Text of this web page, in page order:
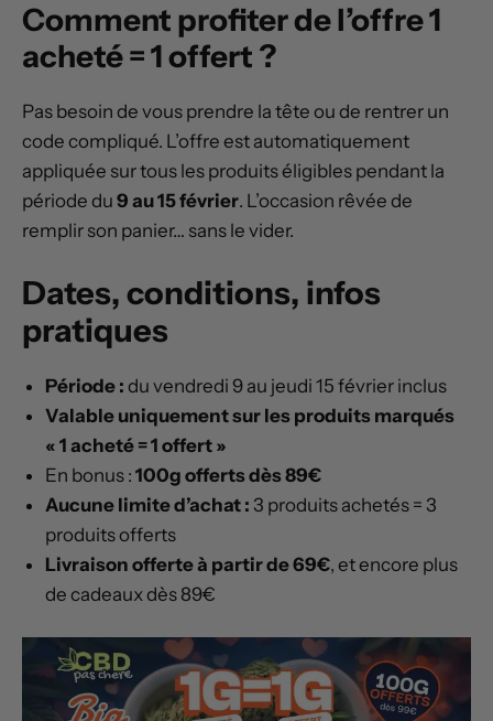
Comment profiter de l’offre 1
acheté = 1 offert ?
Pas besoin de vous prendre la tête ou de rentrer un
code compliqué. L’offre est automatiquement
appliquée sur tous les produits éligibles pendant la
période du 9 au 15 février. L’occasion rêvée de
remplir son panier… sans le vider.
Dates, conditions, infos
pratiques
Période : du vendredi 9 au jeudi 15 février inclus
Valable uniquement sur les produits marqués
« 1 acheté = 1 offert »
En bonus : 100g offerts dès 89€
Aucune limite d’achat : 3 produits achetés = 3
produits offerts
Livraison offerte à partir de 69€, et encore plus
de cadeaux dès 89€